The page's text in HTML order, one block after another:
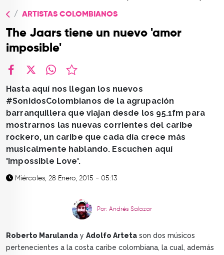
CONTACTO
ARTISTAS COLOMBIANOS
The Jaars tiene un nuevo 'amor
imposible'
Hasta aquí nos llegan los nuevos
#SonidosColombianos de la agrupación
barranquillera que viajan desde los 95.1fm para
mostrarnos las nuevas corrientes del caribe
rockero, un caribe que cada día crece más
musicalmente hablando. Escuchen aquí
'Impossible Love'.
Miércoles, 28 Enero, 2015 - 05:13
Por: Andrés Salazar
Roberto Marulanda y Adolfo Arteta son dos músicos
pertenecientes a la costa caribe colombiana, la cual, además